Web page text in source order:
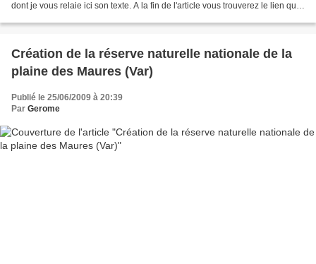
dont je vous relaie ici son texte. A la fin de l'article vous trouverez le lien qui
Création de la réserve naturelle nationale de la
plaine des Maures (Var)
Publié le 25/06/2009 à 20:39
Par Gerome